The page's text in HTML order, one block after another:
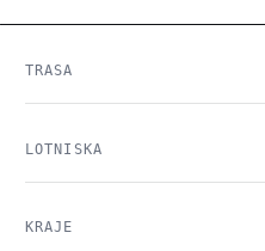
TRASA
LOTNISKA
KRAJE